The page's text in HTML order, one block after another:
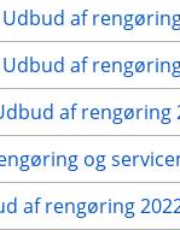
af
af
af rengøring
og
af rengøring